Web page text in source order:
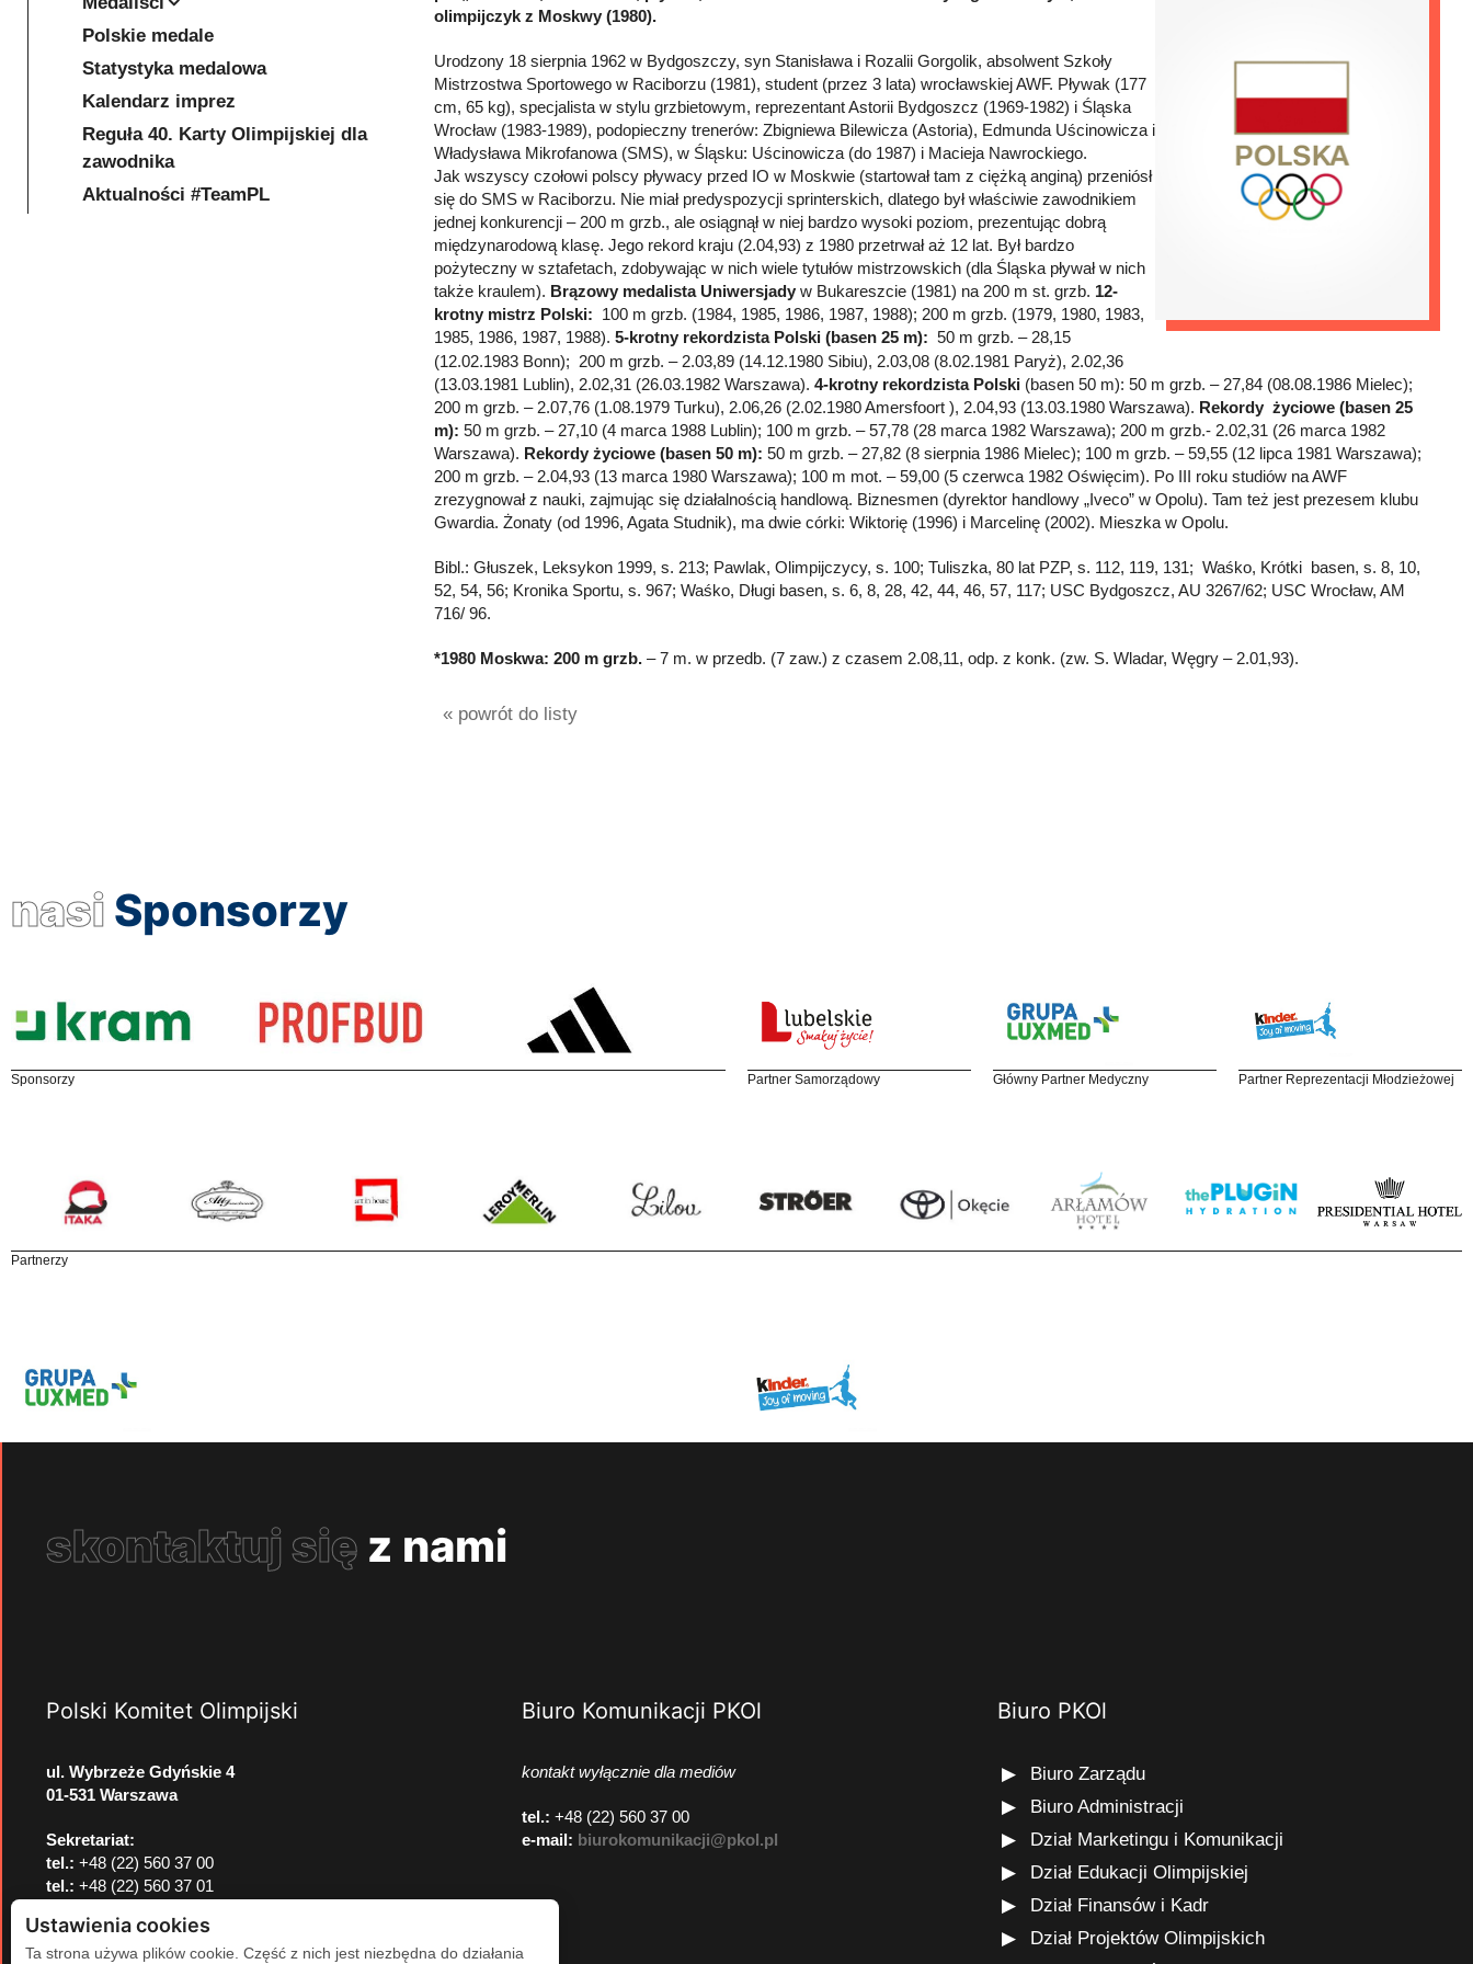
olimpijczyk z Moskwy (1980).
Urodzony 18 sierpnia 1962 w Bydgoszczy, syn Stanisława i Rozalii Gorgolik, absolwent Szkoły
Mistrzostwa Sportowego w Raciborzu (1981), student (przez 3 lata) wrocławskiej AWF. Pływak (177
cm, 65 kg), specjalista w stylu grzbietowym, reprezentant Astorii Bydgoszcz (1969-1982) i Śląska
Wrocław (1983-1989), podopieczny trenerów: Zbigniewa Bilewicza (Astoria), Edmunda Uścinowicza i
Władysława Mikrofanowa (SMS), w Śląsku: Uścinowicza (do 1987) i Macieja Nawrockiego.
Jak wszyscy czołowi polscy pływacy przed IO w Moskwie (startował tam z ciężką anginą) przeniósł
się do SMS w Raciborzu. Nie miał predyspozycji sprinterskich, dlatego był właściwie zawodnikiem
jednej konkurencji – 200 m grzb., ale osiągnął w niej bardzo wysoki poziom, prezentując dobrą
międzynarodową klasę. Jego rekord kraju (2.04,93) z 1980 przetrwał aż 12 lat. Był bardzo
pożyteczny w sztafetach, zdobywając w nich wiele tytułów mistrzowskich (dla Śląska pływał w nich
także kraulem). Brązowy medalista Uniwersjady w Bukareszcie (1981) na 200 m st. grzb. 12-
krotny mistrz Polski: 100 m grzb. (1984, 1985, 1986, 1987, 1988); 200 m grzb. (1979, 1980, 1983,
1985, 1986, 1987, 1988). 5-krotny rekordzista Polski (basen 25 m): 50 m grzb. – 28,15
(12.02.1983 Bonn); 200 m grzb. – 2.03,89 (14.12.1980 Sibiu), 2.03,08 (8.02.1981 Paryż), 2.02,36
(13.03.1981 Lublin), 2.02,31 (26.03.1982 Warszawa). 4-krotny rekordzista Polski (basen 50 m): 50 m grzb. – 27,84 (08.08.1986 Mielec);
200 m grzb. – 2.07,76 (1.08.1979 Turku), 2.06,26 (2.02.1980 Amersfoort ), 2.04,93 (13.03.1980 Warszawa). Rekordy życiowe (basen 25
m): 50 m grzb. – 27,10 (4 marca 1988 Lublin); 100 m grzb. – 57,78 (28 marca 1982 Warszawa); 200 m grzb.- 2.02,31 (26 marca 1982
Warszawa). Rekordy życiowe (basen 50 m): 50 m grzb. – 27,82 (8 sierpnia 1986 Mielec); 100 m grzb. – 59,55 (12 lipca 1981 Warszawa);
200 m grzb. – 2.04,93 (13 marca 1980 Warszawa); 100 m mot. – 59,00 (5 czerwca 1982 Oświęcim). Po III roku studiów na AWF
zrezygnował z nauki, zajmując się działalnością handlową. Biznesmen (dyrektor handlowy „Iveco” w Opolu). Tam też jest prezesem klubu
Gwardia. Żonaty (od 1996, Agata Studnik), ma dwie córki: Wiktorię (1996) i Marcelinę (2002). Mieszka w Opolu.
Bibl.: Głuszek, Leksykon 1999, s. 213; Pawlak, Olimpijczycy, s. 100; Tuliszka, 80 lat PZP, s. 112, 119, 131; Waśko, Krótki basen, s. 8, 10,
52, 54, 56; Kronika Sportu, s. 967; Waśko, Długi basen, s. 6, 8, 28, 42, 44, 46, 57, 117; USC Bydgoszcz, AU 3267/62; USC Wrocław, AM
716/ 96.
*1980 Moskwa: 200 m grzb. – 7 m. w przedb. (7 zaw.) z czasem 2.08,11, odp. z konk. (zw. S. Wladar, Węgry – 2.01,93).
« powrót do listy
Polskie medale
Statystyka medalowa
Kalendarz imprez
Reguła 40. Karty Olimpijskiej dla
zawodnika
Aktualności #TeamPL
nasi Sponsorzy
Sponsorzy Partner Samorządowy Główny Partner Medyczny Partner Reprezentacji Młodzieżowej
Partnerzy
skontaktuj się z nami
Polski Komitet Olimpijski
ul. Wybrzeże Gdyńskie 4
01-531 Warszawa
Sekretariat:
tel.: +48 (22) 560 37 00
tel.: +48 (22) 560 37 01
Biuro Komunikacji PKOl
kontakt wyłącznie dla mediów
tel.: +48 (22) 560 37 00
e-mail: biurokomunikacji@pkol.pl
Biuro PKOl
Biuro Zarządu
Biuro Administracji
Dział Marketingu i Komunikacji
Dział Edukacji Olimpijskiej
Dział Finansów i Kadr
Dział Projektów Olimpijskich
Ustawienia cookies
Ta strona używa plików cookie. Część z nich jest niezbędna do działania